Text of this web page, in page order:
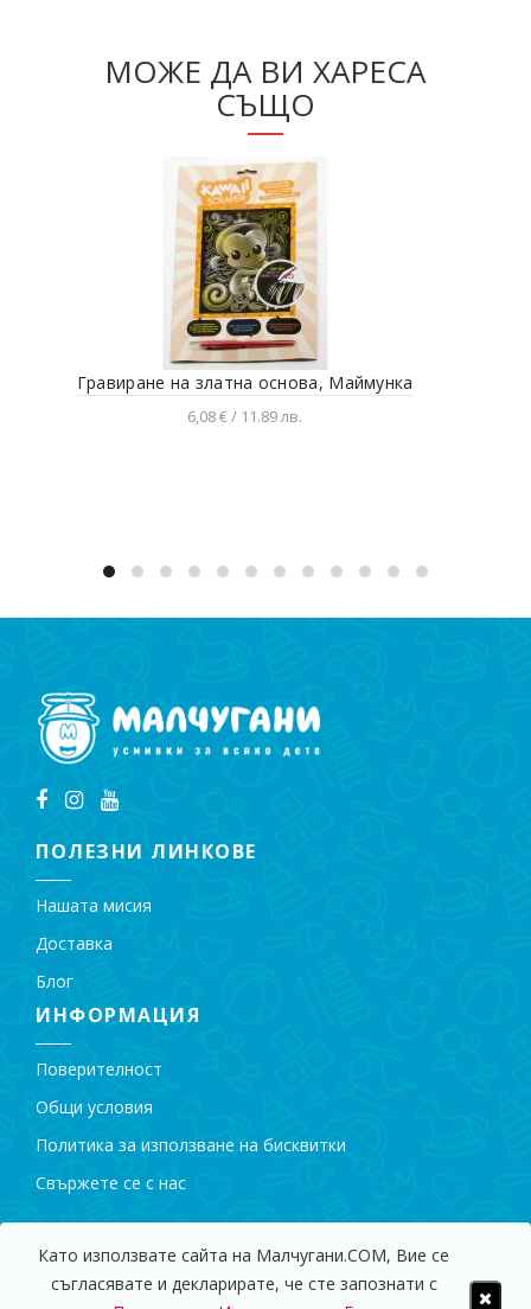
Като използвате сайта на Малчугани.COM, Вие се
съгласявате и декларирате, че сте запознати с
МОЖЕ ДА ВИ ХАРЕСА
СЪЩО
Гравиране на златна основа, Маймунка
6,08 € / 11.89 лв.
ПОЛЕЗНИ ЛИНКОВЕ
Нашата мисия
Доставка
Блог
ИНФОРМАЦИЯ
Поверителност
Общи условия
Политика за използване на бисквитки
Свържете се с нас
© 2009 - 2018 Магазин за Детски Играчки "Малчугани".